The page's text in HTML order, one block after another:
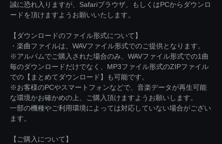
誠に恐れ入りますが、Safariブラウザ、もしくはPCからダウンロ
ードを頂けますようお願いいたします。
【ダウンロードのファイル形式について】
・楽曲ファイルは、WAVファイル形式でのご提供となります。
※アルバムでご購入された場合のみ、WAVファイル形式での1曲
毎のダウンロードだけでなく、MP3ファイル形式のZIPファイル
での【まとめてダウンロード】も可能です。
※お客様のPCやスマートフォンなどで、音楽データが再生可能
な環境かお確かめの上、ご購入頂けますようお願いします。
一部の機種やご利用環境によっては対応していない場合がござい
ます。
【ご購入について】